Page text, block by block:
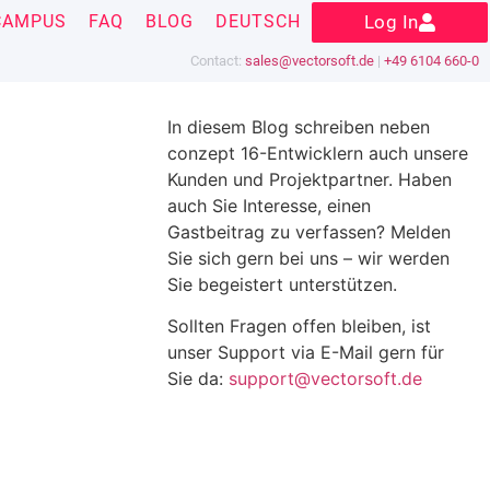
Contact: sales@vectorsoft.de | +49 6104 660-0
FAQ BLOG DEUTSCH Log In
In diesem Blog schreiben neben
conzept 16-Entwicklern auch unsere
Kunden und Projektpartner. Haben
auch Sie Interesse, einen
Gastbeitrag zu verfassen? Melden
Sie sich gern bei uns – wir werden
Sie begeistert unterstützen.
Sollten Fragen offen bleiben, ist
unser Support via E-Mail gern für
Sie da: support@vectorsoft.de